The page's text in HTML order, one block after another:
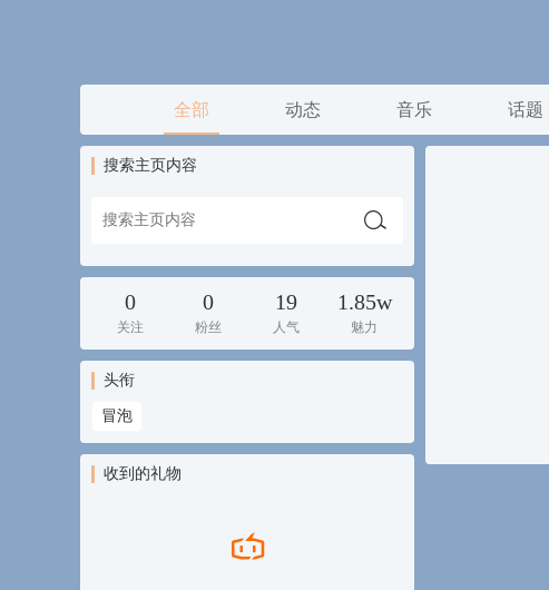
全部 动态 音乐 话题
搜索主页内容
0
关注
0
粉丝
19
人气
1.85w
魅力
头衔
冒泡
收到的礼物